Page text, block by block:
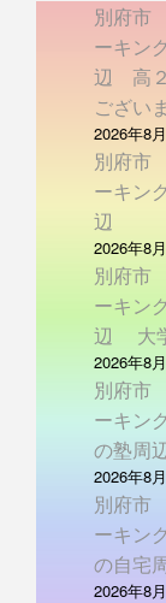
別府市
ーキン
辺 高２
ござい
2026年8
別府市
ーキン
辺
2026年8
別府市
ーキン
辺 大学
2026年8
別府市
ーキン
の塾周
2026年8
別府市
ーキン
の自宅
2026年8